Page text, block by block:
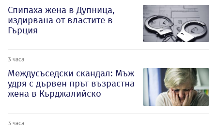
Спипаха жена в Дупница,
издирвана от властите в
Гърция
3 часа
Междусъседски скандал: Мъж
удря с дървен прът възрастна
жена в Кърджалийско
3 часа